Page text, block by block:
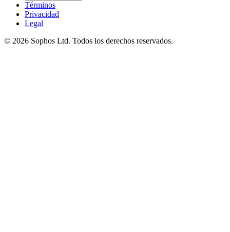
Términos
Privacidad
Legal
© 2026 Sophos Ltd. Todos los derechos reservados.